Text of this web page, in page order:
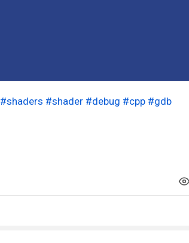
#shaders #shader #debug #cpp #gdb